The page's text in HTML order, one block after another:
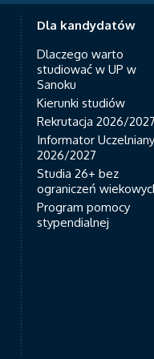
Dla kandydatów
Dlaczego warto
studiować w UP w
Sanoku
Kierunki studiów
Rekrutacja 2026/2027
Informator Uczelniany
2026/2027
Studia 26+ bez
ograniczeń
Program pomocy
stypendialnej